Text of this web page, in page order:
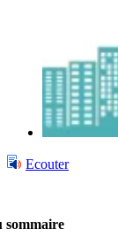
Ecouter
sommaire